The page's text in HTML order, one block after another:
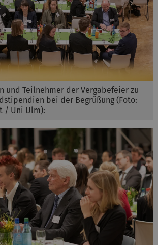
und Teilnehmer der Vergabefeier zu
bei der Begrüßung (Foto:
/ Uni Ulm):